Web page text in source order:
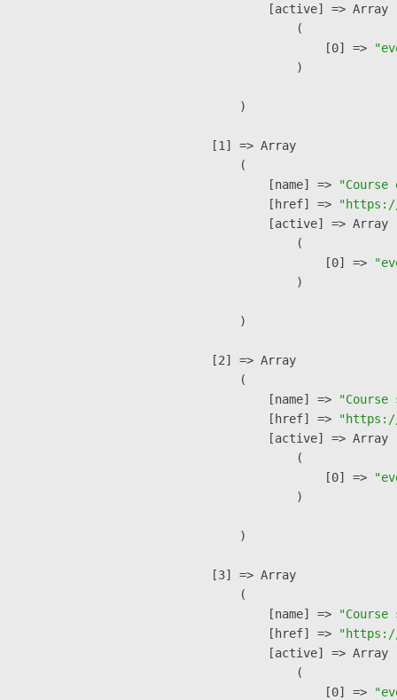
            [active] => Array
                (
                    [0] =>
                )
        )
    [1] => Array
        (
            [name] =>
            [href] =>
            [active] => Array
                (
                    [0] =>
                )
        )
    [2] => Array
        (
            [name] =>
            [href] =>
            [active] => Array
                (
                    [0] =>
                )
        )
    [3] => Array
        (
            [name] =>
            [href] =>
            [active] => Array
                (
                    [0] =>